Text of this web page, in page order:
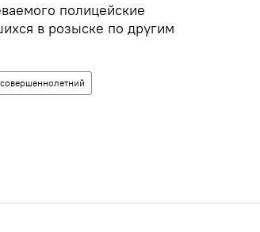
полицейские
в розыске по другим